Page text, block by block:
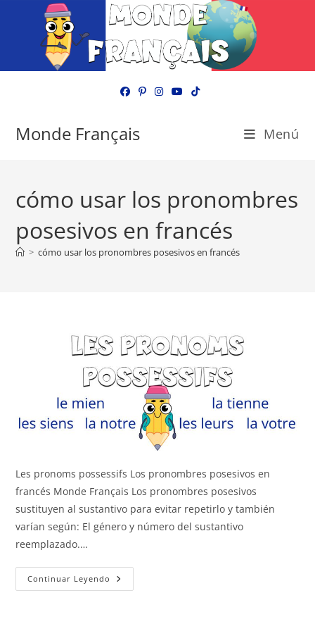
Monde Français Menú
cómo usar los pronombres
posesivos en francés
> cómo usar los pronombres posesivos en francés
Les pronoms possessifs Los pronombres posesivos en
francés Monde Français Los pronombres posesivos
sustituyen al sustantivo para evitar repetirlo y también
varían según: El género y número del sustantivo
reemplazado.…
Continuar Leyendo Los
Pronombres